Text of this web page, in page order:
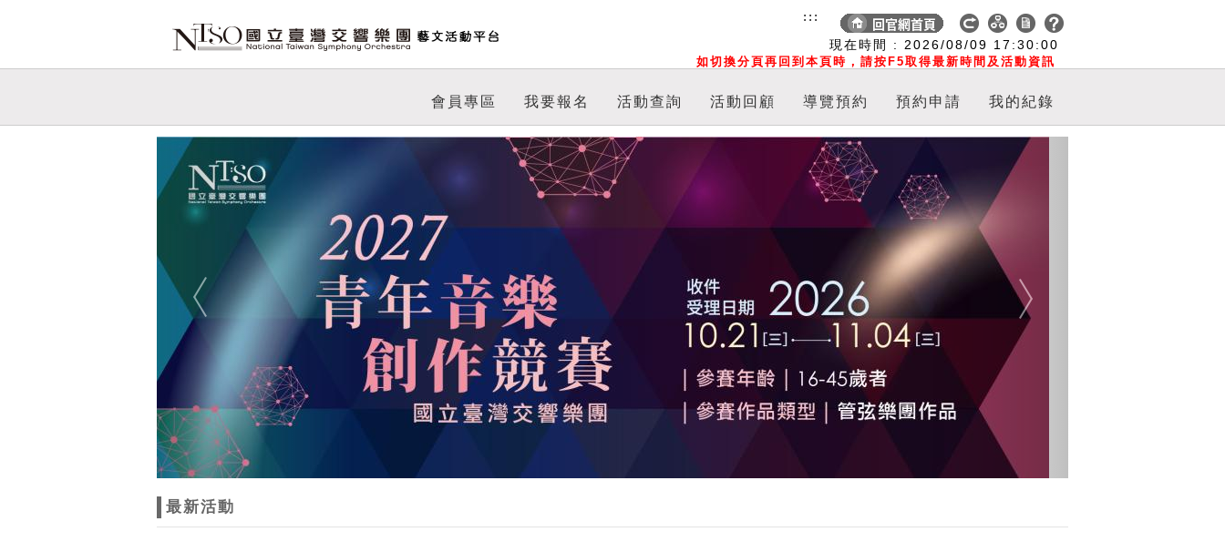
現在時間 : 2026/08/09 17:30:01
如切換分頁再回到本頁時，請按F5取得最新時間及活動資訊
:::
會員專區 我要報名 活動查詢 活動回顧 導覽預約 預約申請 我的紀錄
Previous Next
最新活動